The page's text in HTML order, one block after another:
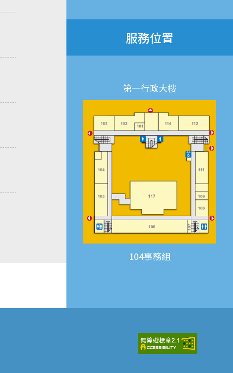
服務位置
第一行政大樓
104事務組